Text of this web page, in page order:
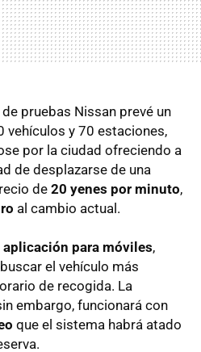
pruebas Nissan prevé un
vehículos y 70 estaciones,
por la ciudad ofreciendo a
de desplazarse de una
de 20 yenes por minuto,
al cambio actual.
aplicación para móviles,
el vehículo más
de recogida. La
embargo, funcionará con
que el sistema habrá atado